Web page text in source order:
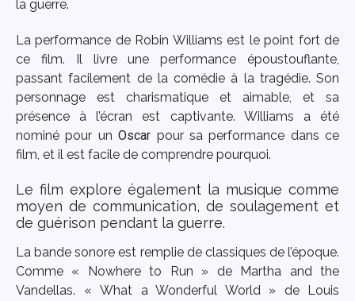
la guerre.
La performance de Robin Williams est le point fort de
ce film. Il livre une performance époustouflante,
passant facilement de la comédie à la tragédie. Son
personnage est charismatique et aimable, et sa
présence à l’écran est captivante. Williams a été
nominé pour unOscar pour sa performance dans ce
film, et il est facile de comprendre pourquoi.
Le film explore également la musique comme
moyen de communication, de soulagement et
de guérison pendant la guerre.
La bande sonore est remplie de classiques de l’époque.
Comme « Nowhere to Run » de Martha and the
Vandellas. « What a Wonderful World » de Louis